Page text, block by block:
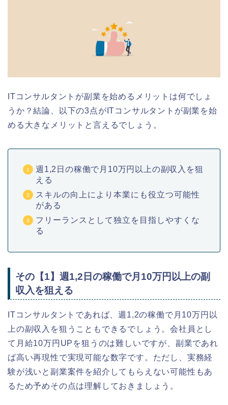
ITコンサルタントが副業を始めるメリットは何でしょ
うか？結論、以下の3点がITコンサルタントが副業を始
める大きなメリットと言えるでしょう。
週1,2日の稼働で月10万円以上の副収入を狙
える
スキルの向上により本業にも役立つ可能性
がある
フリーランスとして独立を目指しやすくな
る
その【1】週1,2日の稼働で月10万円以上の副
収入を狙える
ITコンサルタントであれば、週1,2の稼働で月10万円以
上の副収入を狙うこともできるでしょう。会社員とし
て月給10万円UPを狙うのは難しいですが、副業であれ
ば高い再現性で実現可能な数字です。ただし、実務経
験が浅いと副業案件を紹介してもらえない可能性もあ
るため予めその点は理解しておきましょう。